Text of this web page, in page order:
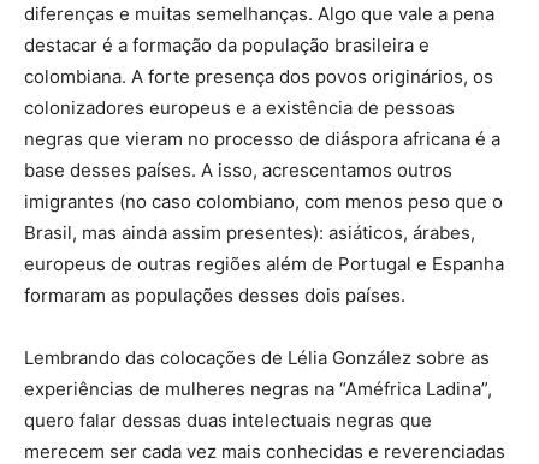
diferenças e muitas semelhanças. Algo que vale a pena
destacar é a formação da população brasileira e
colombiana. A forte presença dos povos originários, os
colonizadores europeus e a existência de pessoas
negras que vieram no processo de diáspora africana é a
base desses países. A isso, acrescentamos outros
imigrantes (no caso colombiano, com menos peso que o
Brasil, mas ainda assim presentes): asiáticos, árabes,
europeus de outras regiões além de Portugal e Espanha
formaram as populações desses dois países.
Lembrando das colocações de Lélia González sobre as
experiências de mulheres negras na “Améfrica Ladina”,
quero falar dessas duas intelectuais negras que
merecem ser cada vez mais conhecidas e reverenciadas